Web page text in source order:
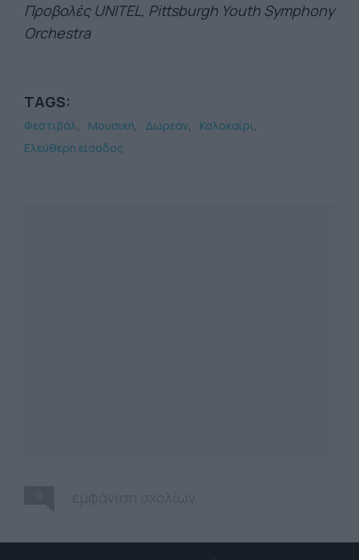
Προβολές UNITEL, Pittsburgh Youth Symphony
Orchestra
TAGS:
Φεστιβάλ Μουσική Δωρεάν
Καλοκαίρι
Ελεύθερη είσοδος